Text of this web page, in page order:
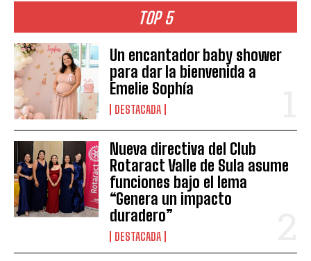
TOP 5
Un encantador baby shower
para dar la bienvenida a
Emelie Sophía
DESTACADA
Nueva directiva del Club
Rotaract Valle de Sula asume
funciones bajo el lema
“Genera un impacto
duradero”
DESTACADA